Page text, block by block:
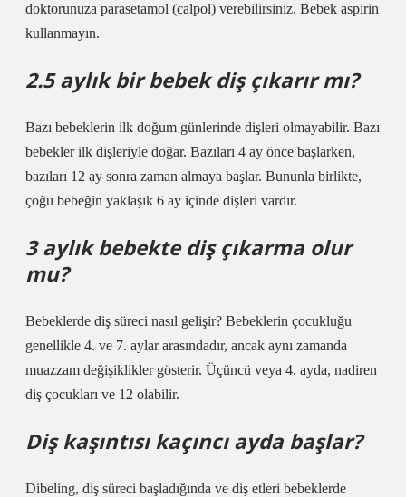
doktorunuza parasetamol (calpol) verebilirsiniz. Bebek aspirin
kullanmayın.
2.5 aylık bir bebek diş çıkarır mı?
Bazı bebeklerin ilk doğum günlerinde dişleri olmayabilir. Bazı
bebekler ilk dişleriyle doğar. Bazıları 4 ay önce başlarken,
bazıları 12 ay sonra zaman almaya başlar. Bununla birlikte,
çoğu bebeğin yaklaşık 6 ay içinde dişleri vardır.
3 aylık bebekte diş çıkarma olur
mu?
Bebeklerde diş süreci nasıl gelişir? Bebeklerin çocukluğu
genellikle 4. ve 7. aylar arasındadır, ancak aynı zamanda
muazzam değişiklikler gösterir. Üçüncü veya 4. ayda, nadiren
diş çocukları ve 12 olabilir.
Diş kaşıntısı kaçıncı ayda başlar?
Dibeling, diş süreci başladığında ve diş etleri bebeklerde